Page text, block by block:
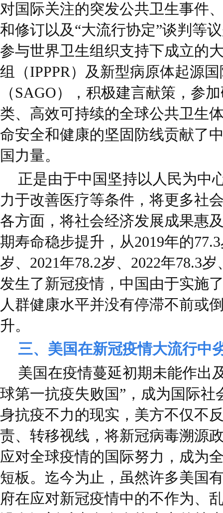
对国际关注的突发公共卫生事件
和修订以及“大流行协定”谈判等
参与世界卫生组织支持下成立的
组（IPPPR）及新型病原体起源
（SAGO），积极建言献策，参
类、高效可持续的全球公共卫生
命安全和健康的坚固防线贡献了
国力量。
正是由于中国坚持以人民为中
力于改善医疗等条件，将更多社
各方面，将社会经济发展成果惠
期寿命稳步提升，从2019年的
岁、2021年78.2岁、2022年78.3
发生了新冠疫情，中国由于实施
人群健康水平并没有停滞不前或
升。
三、美国在新冠疫情大流行中
美国在疫情蔓延初期未能作出
球第一抗疫失败国”，成为国际社
身抗疫不力的现实，美方不仅不
责、转移视线，将新冠病毒溯源
应对全球疫情的国际努力，成为
短板。迄今为止，虽然许多美国
府在应对新冠疫情中的不作为、